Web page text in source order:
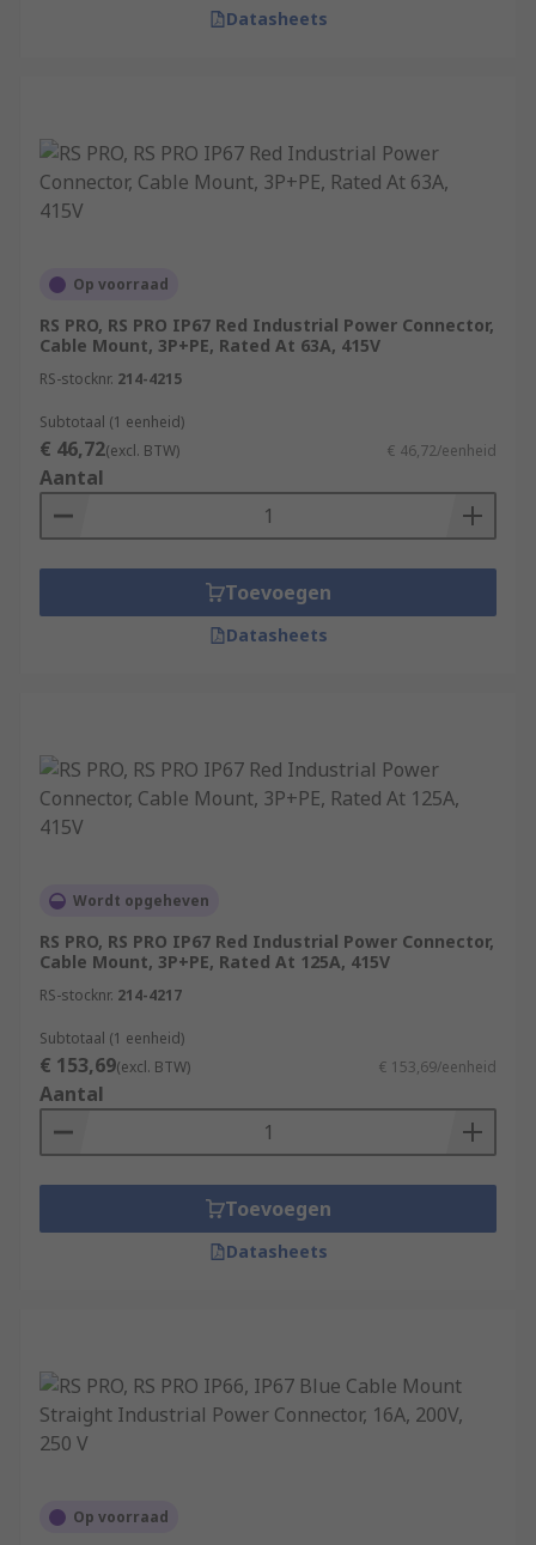
Datasheets
Op voorraad
RS PRO, RS PRO IP67 Red Industrial Power Connector,
Cable Mount, 3P+PE, Rated At 63A, 415V
RS-stocknr. 214-4215
Subtotaal (1 eenheid)
€ 46,72(excl. BTW) € 46,72/eenheid
Aantal
Toevoegen
Datasheets
Wordt opgeheven
RS PRO, RS PRO IP67 Red Industrial Power Connector,
Cable Mount, 3P+PE, Rated At 125A, 415V
RS-stocknr. 214-4217
Subtotaal (1 eenheid)
€ 153,69(excl. BTW) € 153,69/eenheid
Aantal
Toevoegen
Datasheets
Op voorraad